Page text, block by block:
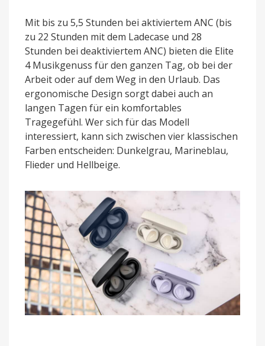
Mit bis zu 5,5 Stunden bei aktiviertem ANC (bis
zu 22 Stunden mit dem Ladecase und 28
Stunden bei deaktiviertem ANC) bieten die Elite
4 Musikgenuss für den ganzen Tag, ob bei der
Arbeit oder auf dem Weg in den Urlaub. Das
ergonomische Design sorgt dabei auch an
langen Tagen für ein komfortables
Tragegefühl. Wer sich für das Modell
interessiert, kann sich zwischen vier klassischen
Farben entscheiden: Dunkelgrau, Marineblau,
Flieder und Hellbeige.